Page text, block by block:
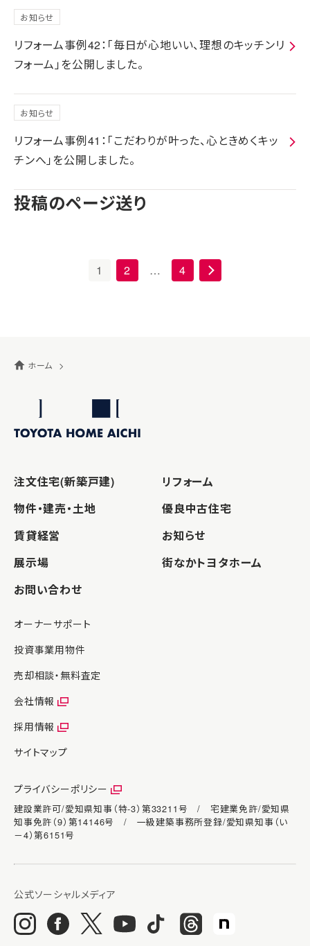
お知らせ
リフォーム事例42：「毎日が心地いい、理想のキッチンリ
フォーム」を公開しました。
お知らせ
リフォーム事例41：「こだわりが叶った、心ときめくキッ
チンへ」を公開しました。
投稿のページ送り
1 2 … 4
ホーム
注文住宅(新築戸建)
リフォーム
物件・建売・土地
優良中古住宅
賃貸経営
お知らせ
展示場
街なかトヨタホーム
お問い合わせ
オーナーサポート
投資事業用物件
売却相談・無料査定
会社情報
採用情報
サイトマップ
プライバシーポリシー
建設業許可/愛知県知事（特-3）第33211号 / 宅建業免許/愛知県
知事免許（9）第14146号 / 一級建築事務所登録/愛知県知事（い
－4）第6151号